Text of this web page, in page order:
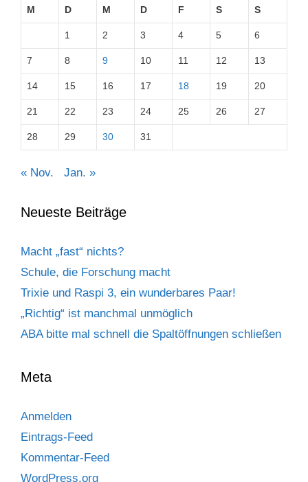
M D M D F S S
1 2 3 4 5 6
7 8 9 10 11 12 13
14 15 16 17 18 19 20
21 22 23 24 25 26 27
28 29 30 31
« Nov. Jan. »
Neueste Beiträge
Macht „fast“ nichts?
Schule, die Forschung macht
Trixie und Raspi 3, ein wunderbares Paar!
„Richtig“ ist manchmal unmöglich
ABA bitte mal schnell die Spaltöffnungen schließen
Meta
Anmelden
Eintrags-Feed
Kommentar-Feed
WordPress.org